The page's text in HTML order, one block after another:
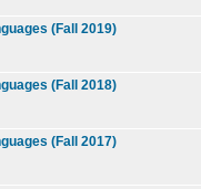
(Fall 2019)
(Fall 2018)
(Fall 2017)